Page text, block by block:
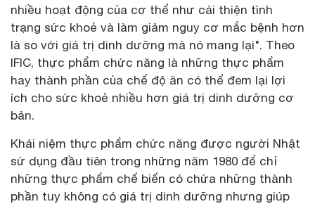
nhiều hoạt động của cơ thể như cải thiện tình
trạng sức khoẻ và làm giảm nguy cơ mắc bệnh hơn
là so với giá trị dinh dưỡng mà nó mang lại". Theo
IFIC, thực phẩm chức năng là những thực phẩm
hay thành phần của chế độ ăn có thể đem lại lợi
ích cho sức khoẻ nhiều hơn giá trị dinh dưỡng cơ
bản.
Khái niệm thực phẩm chức năng được người Nhật
sử dụng đầu tiên trong những năm 1980 để chỉ
những thực phẩm chế biến có chứa những thành
phần tuy không có giá trị dinh dưỡng nhưng giúp